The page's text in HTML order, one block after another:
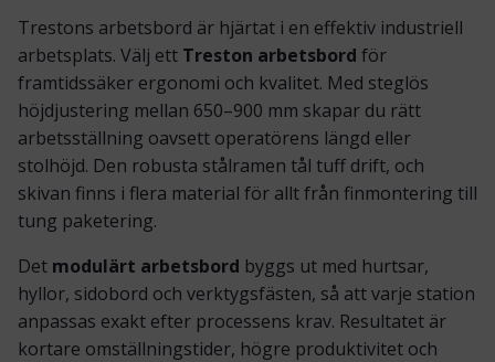
Trestons arbetsbord är hjärtat i en effektiv industriell
arbetsplats. Välj ett Treston arbetsbord för
framtidssäker ergonomi och kvalitet. Med steglös
höjdjustering mellan 650–900 mm skapar du rätt
arbetsställning oavsett operatörens längd eller
stolhöjd. Den robusta stålramen tål tuff drift, och
skivan finns i flera material för allt från finmontering till
tung paketering.
Det modulärt arbetsbord byggs ut med hurtsar,
hyllor, sidobord och verktygsfästen, så att varje station
anpassas exakt efter processens krav. Resultatet är
kortare omställningstider, högre produktivitet och